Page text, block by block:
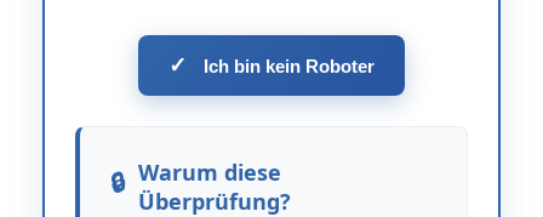
✓ Ich bin kein Roboter
Warum diese
Überprüfung?